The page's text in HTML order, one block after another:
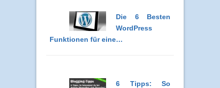
Die 6 Besten
WordPress
Funktionen für eine…
6 Tipps: So